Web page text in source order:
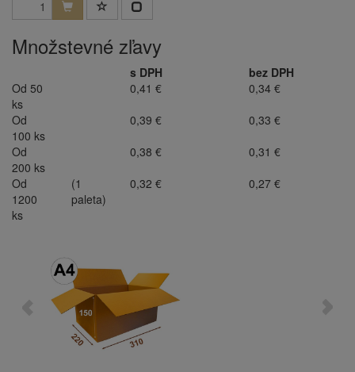
Množstevné zľavy
s DPH
bez DPH
Od 50
ks
0,41 €
0,34 €
Od
100 ks
0,39 €
0,33 €
Od
200 ks
0,38 €
0,31 €
Od
1200
ks
(1
paleta)
0,32 € 0,27 €